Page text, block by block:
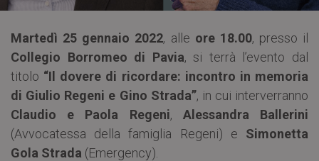
Martedì 25 gennaio 2022, alle ore 18.00, presso il
Collegio Borromeo di Pavia, si terrà l’evento dal
titolo “Il dovere di ricordare: incontro in memoria
di Giulio Regeni e Gino Strada”, in cui interverranno
Claudio e Paola Regeni, Alessandra Ballerini
(Avvocatessa della famiglia Regeni) e Simonetta
Gola Strada (Emergency).